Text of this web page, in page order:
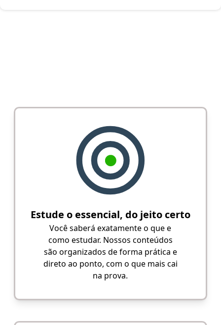
Estude o essencial, do jeito certo
Você saberá exatamente o que e
como estudar. Nossos conteúdos
são organizados de forma prática e
direto ao ponto, com o que mais cai
na prova.